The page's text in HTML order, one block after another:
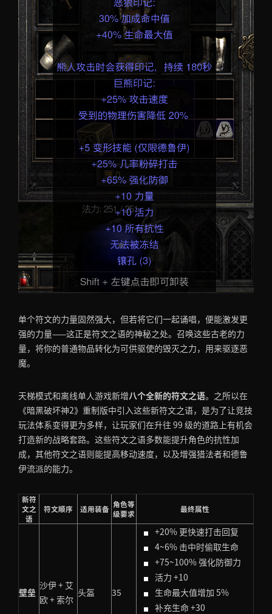
单个符文的力量固然强大，但若将它们一起诵唱，便能激发更
强的力量——这正是符文之语的神秘之处。召唤这些古老的力
量，将你的普通物品转化为可供驱使的毁灭之力，用来驱逐恶
魔。
天梯模式和离线单人游戏新增八个全新的符文之语。之所以在
《暗黑破坏神2》重制版中引入这些新符文之语，是为了让竞技
玩法体系变得更为多样，让玩家们在升往 99 级的道路上有机会
打造新的战略套路。这些符文之语多数能提升角色的抗性加
成，其他符文之语则能提高移动速度，以及增强猎法者和德鲁
伊流派的能力。
新符
文之
语
符文顺序 适用装备 角色等
级要求
最终属性
壁垒
沙伊 + 艾
欧 + 索尔
头盔 35
+20% 更快速打击回复
4~6% 击中时偷取生命
+75~100% 强化防御力
活力 +10
生命最大值增加 5%
补充生命 +30